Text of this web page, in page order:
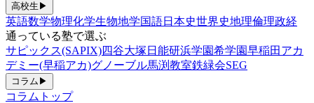
高校生 ▶
英語数学物理化学生物地学国語日本史世界史地理倫理政経
通っている塾で選ぶ
サピックス(SAPIX)四谷大塚 日能研浜学園希学園早稲田アカ
デミー(早稲アカ)グノーブル馬渕教室鉄緑会SEG
コラム ▶
コラムトップ